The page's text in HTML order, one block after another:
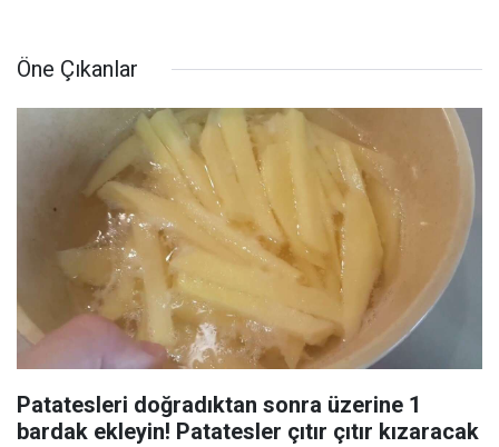
Öne Çıkanlar
Patatesleri doğradıktan sonra üzerine 1
bardak ekleyin! Patatesler çıtır çıtır kızaracak